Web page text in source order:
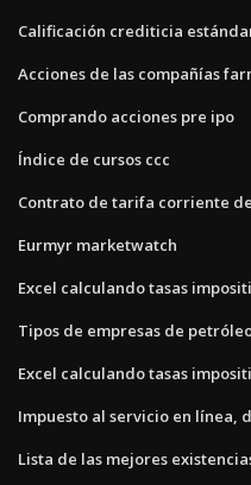
Calificación crediticia
Acciones de las compañías
Comprando acciones pre ipo
Índice de cursos ccc
Contrato de tarifa corriente
Eurmyr marketwatch
Excel calculando tasas
Tipos de empresas de
Excel calculando tasas
Impuesto al servicio en línea,
Lista de las mejores